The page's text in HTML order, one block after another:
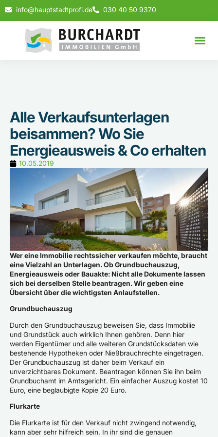
info@hauptstadtprofi.de 030 40 50 9370
Alle Verkaufsunterlagen
beisammen? Wo Sie
Energieausweis & Co erhalten
10.05.2019
Wer eine Immobilie rechtssicher verkaufen möchte, braucht
eine Vielzahl an Unterlagen. Ob Grundbuchauszug,
Energieausweis oder Bauakte: Nicht alle Dokumente lassen
sich bei derselben Stelle beantragen. Wir geben eine
Übersicht über die wichtigsten Anlaufstellen.
Grundbuchauszug
Durch den Grundbuchauszug beweisen Sie, dass Immobilie
und Grundstück auch wirklich Ihnen gehören. Denn hier
werden Eigentümer und alle weiteren Grundstücksdaten wie
bestehende Hypotheken oder Nießbrauchrechte eingetragen.
Der Grundbuchauszug ist daher beim Verkauf ein
unverzichtbares Dokument. Beantragen können Sie ihn beim
Grundbuchamt im Amtsgericht. Ein einfacher Auszug kostet 10
Euro, eine beglaubigte Kopie 20 Euro.
Flurkarte
Die Flurkarte ist für den Verkauf nicht zwingend notwendig,
kann aber sehr hilfreich sein. In ihr sind die genauen